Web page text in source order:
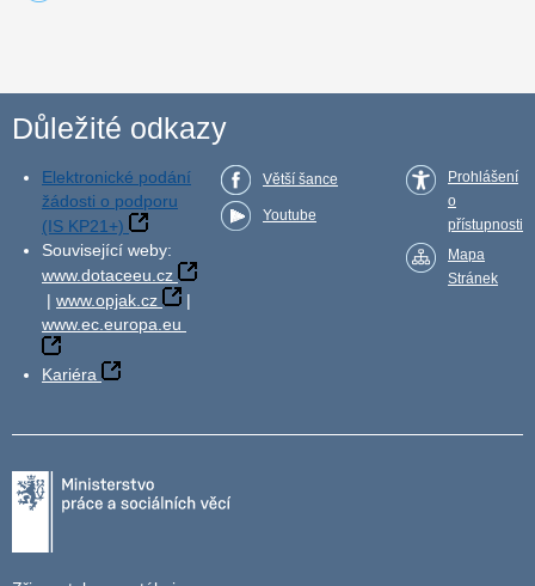
Důležité odkazy
Elektronické podání
žádosti o podporu
(IS KP21+)
Související weby:
www.dotaceeu.cz
| www.opjak.cz
|
www.ec.europa.eu
Kariéra
Větší šance
Youtube
Prohlášení
o
přístupnosti
Mapa
Stránek